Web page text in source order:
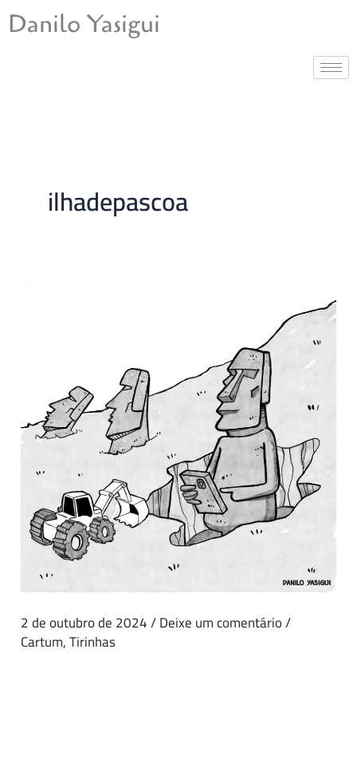
para
Danilo Yasigui
ilhadepascoa
2 de outubro de 2024/Deixe um comentário/
Cartum,Tirinhas